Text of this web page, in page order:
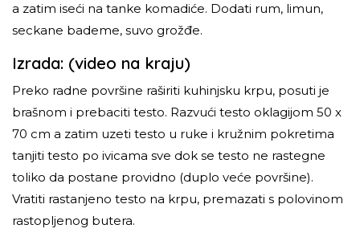
a zatim iseći na tanke komadiće. Dodati rum, limun,
seckane bademe, suvo grožđe.
Izrada: (video na kraju)
Preko radne površine raširiti kuhinjsku krpu, posuti je
brašnom i prebaciti testo. Razvući testo oklagijom 50 x
70 cm a zatim uzeti testo u ruke i kružnim pokretima
tanjiti testo po ivicama sve dok se testo ne rastegne
toliko da postane providno (duplo veće površine).
Vratiti rastanjeno testo na krpu, premazati s polovinom
rastopljenog butera.